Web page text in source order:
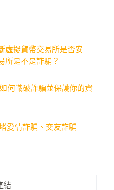
虛擬貨幣交易所是否安
所是不是詐騙？
何識破詐騙並保護你的資
愛情詐騙、交友詐騙
結